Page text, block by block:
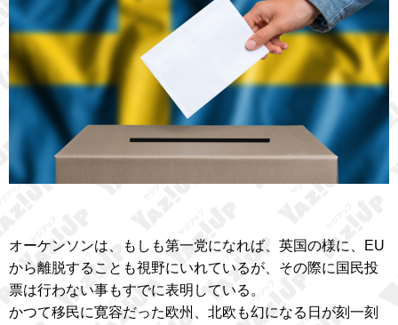
オーケンソンは、もしも第一党になれば、英国の様に、EU
から離脱することも視野にいれているが、その際に国民投
票は行わない事もすでに表明している。
かつて移民に寛容だった欧州、北欧も幻になる日が刻一刻